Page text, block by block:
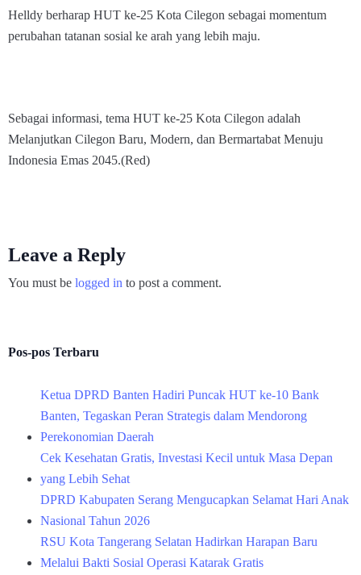
Helldy berharap HUT ke-25 Kota Cilegon sebagai momentum
perubahan tatanan sosial ke arah yang lebih maju.
Sebagai informasi, tema HUT ke-25 Kota Cilegon adalah
Melanjutkan Cilegon Baru, Modern, dan Bermartabat Menuju
Indonesia Emas 2045.(Red)
Leave a Reply
You must be logged in to post a comment.
Pos-pos Terbaru
Ketua DPRD Banten Hadiri Puncak HUT ke-10 Bank
Banten, Tegaskan Peran Strategis dalam Mendorong
Perekonomian Daerah
Cek Kesehatan Gratis, Investasi Kecil untuk Masa Depan
yang Lebih Sehat
DPRD Kabupaten Serang Mengucapkan Selamat Hari Anak
Nasional Tahun 2026
RSU Kota Tangerang Selatan Hadirkan Harapan Baru
Melalui Bakti Sosial Operasi Katarak Gratis